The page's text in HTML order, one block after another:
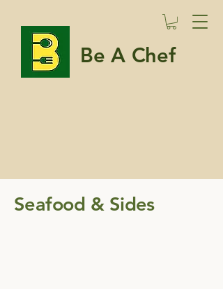
Be A Chef
Seafood & Sides